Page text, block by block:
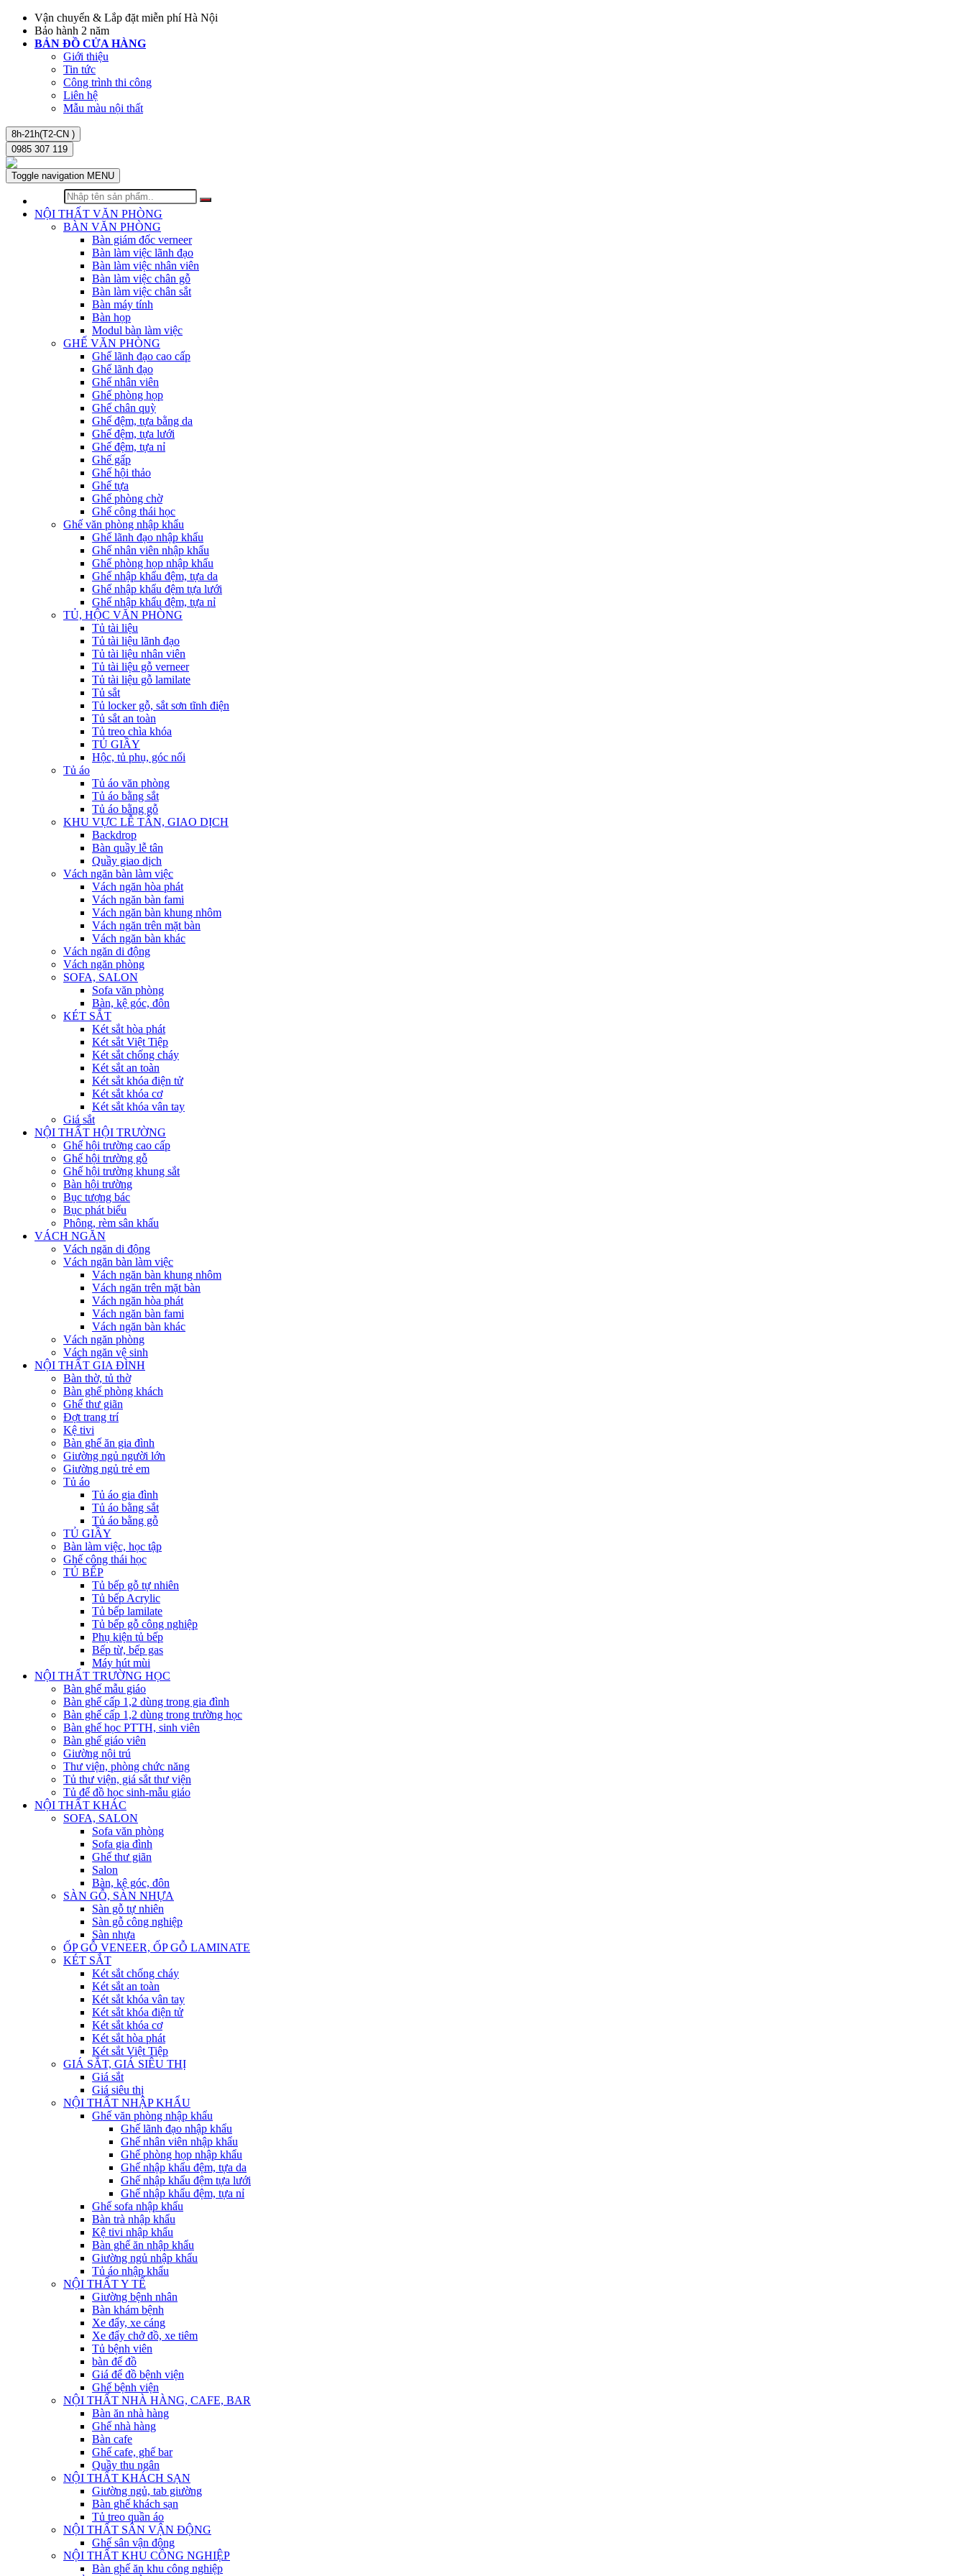
Vận chuyển & Lắp đặt miễn phí Hà Nội
Bảo hành 2 năm
BẢN ĐỒ CỬA HÀNG
Giới thiệu
Tin tức
Công trình thi công
Liên hệ
Mẫu màu nội thất
8h-21h(T2-CN )
0985 307 119
Toggle navigation MENU
NỘI THẤT VĂN PHÒNG
BÀN VĂN PHÒNG
Bàn giám đốc verneer
Bàn làm việc lãnh đạo
Bàn làm việc nhân viên
Bàn làm việc chân gỗ
Bàn làm việc chân sắt
Bàn máy tính
Bàn họp
Modul bàn làm việc
GHẾ VĂN PHÒNG
Ghế lãnh đạo cao cấp
Ghế lãnh đạo
Ghế nhân viên
Ghế phòng họp
Ghế chân quỳ
Ghế đệm, tựa bằng da
Ghế đệm, tựa lưới
Ghế đệm, tựa nỉ
Ghế gấp
Ghế hội thảo
Ghế tựa
Ghế phòng chờ
Ghế công thái học
Ghế văn phòng nhập khẩu
Ghế lãnh đạo nhập khẩu
Ghế nhân viên nhập khẩu
Ghế phòng họp nhập khẩu
Ghế nhập khẩu đệm, tựa da
Ghế nhập khẩu đệm tựa lưới
Ghế nhập khẩu đệm, tựa nỉ
TỦ, HỘC VĂN PHÒNG
Tủ tài liệu
Tủ tài liệu lãnh đạo
Tủ tài liệu nhân viên
Tủ tài liệu gỗ verneer
Tủ tài liệu gỗ lamilate
Tủ sắt
Tủ locker gỗ, sắt sơn tĩnh điện
Tủ sắt an toàn
Tủ treo chìa khóa
TỦ GIẦY
Hộc, tủ phụ, góc nối
Tủ áo
Tủ áo văn phòng
Tủ áo bằng sắt
Tủ áo bằng gỗ
KHU VỰC LỄ TÂN, GIAO DỊCH
Backdrop
Bàn quầy lễ tân
Quầy giao dịch
Vách ngăn bàn làm việc
Vách ngăn hòa phát
Vách ngăn bàn fami
Vách ngăn bàn khung nhôm
Vách ngăn trên mặt bàn
Vách ngăn bàn khác
Vách ngăn di động
Vách ngăn phòng
SOFA, SALON
Sofa văn phòng
Bàn, kệ góc, đôn
KÉT SẮT
Két sắt hòa phát
Két sắt Việt Tiệp
Két sắt chống cháy
Két sắt an toàn
Két sắt khóa điện tử
Két sắt khóa cơ
Két sắt khóa vân tay
Giá sắt
NỘI THẤT HỘI TRƯỜNG
Ghế hội trường cao cấp
Ghế hội trường gỗ
Ghế hội trường khung sắt
Bàn hội trường
Bục tượng bác
Bục phát biểu
Phông, rèm sân khấu
VÁCH NGĂN
Vách ngăn di động
Vách ngăn bàn làm việc
Vách ngăn bàn khung nhôm
Vách ngăn trên mặt bàn
Vách ngăn hòa phát
Vách ngăn bàn fami
Vách ngăn bàn khác
Vách ngăn phòng
Vách ngăn vệ sinh
NỘI THẤT GIA ĐÌNH
Bàn thờ, tủ thờ
Bàn ghế phòng khách
Ghế thư giãn
Đợt trang trí
Kệ tivi
Bàn ghế ăn gia đình
Giường ngủ người lớn
Giường ngủ trẻ em
Tủ áo
Tủ áo gia đình
Tủ áo bằng sắt
Tủ áo bằng gỗ
TỦ GIẦY
Bàn làm việc, học tập
Ghế công thái học
TỦ BẾP
Tủ bếp gỗ tự nhiên
Tủ bếp Acrylic
Tủ bếp lamilate
Tủ bếp gỗ công nghiệp
Phụ kiện tủ bếp
Bếp từ, bếp gas
Máy hút mùi
NỘI THẤT TRƯỜNG HỌC
Bàn ghế mẫu giáo
Bàn ghế cấp 1,2 dùng trong gia đình
Bàn ghế cấp 1,2 dùng trong trường học
Bàn ghế học PTTH, sinh viên
Bàn ghế giáo viên
Giường nội trú
Thư viện, phòng chức năng
Tủ thư viện, giá sắt thư viện
Tủ để đồ học sinh-mẫu giáo
NỘI THẤT KHÁC
SOFA, SALON
Sofa văn phòng
Sofa gia đình
Ghế thư giãn
Salon
Bàn, kệ góc, đôn
SÀN GỖ, SÀN NHỰA
Sàn gỗ tự nhiên
Sàn gỗ công nghiệp
Sàn nhựa
ỐP GỖ VENEER, ỐP GỖ LAMINATE
KÉT SẮT
Két sắt chống cháy
Két sắt an toàn
Két sắt khóa vân tay
Két sắt khóa điện tử
Két sắt khóa cơ
Két sắt hòa phát
Két sắt Việt Tiệp
GIÁ SẮT, GIÁ SIÊU THỊ
Giá sắt
Giá siêu thị
NỘI THẤT NHẬP KHẨU
Ghế văn phòng nhập khẩu
Ghế lãnh đạo nhập khẩu
Ghế nhân viên nhập khẩu
Ghế phòng họp nhập khẩu
Ghế nhập khẩu đệm, tựa da
Ghế nhập khẩu đệm tựa lưới
Ghế nhập khẩu đệm, tựa nỉ
Ghế sofa nhập khẩu
Bàn trà nhập khẩu
Kệ tivi nhập khẩu
Bàn ghế ăn nhập khẩu
Giường ngủ nhập khẩu
Tủ áo nhập khẩu
NỘI THẤT Y TẾ
Giường bệnh nhân
Bàn khám bệnh
Xe đẩy, xe cáng
Xe đẩy chở đồ, xe tiêm
Tủ bệnh viên
bàn để đồ
Giá để đồ bệnh viện
Ghế bệnh viện
NỘI THẤT NHÀ HÀNG, CAFE, BAR
Bàn ăn nhà hàng
Ghế nhà hàng
Bàn cafe
Ghế cafe, ghế bar
Quầy thu ngân
NỘI THẤT KHÁCH SẠN
Giường ngủ, tab giường
Bàn ghế khách sạn
Tủ treo quần áo
NỘI THẤT SÂN VẬN ĐỘNG
Ghế sân vận động
NỘI THẤT KHU CÔNG NGHIỆP
Bàn ghế ăn khu công nghiệp